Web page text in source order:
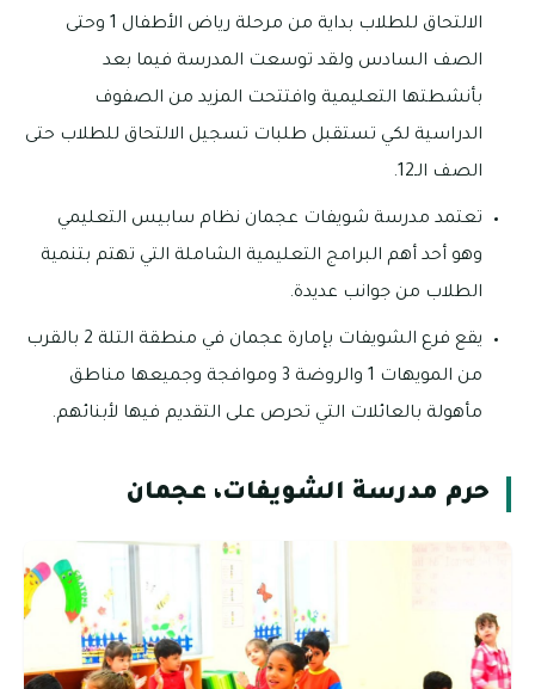
الالتحاق للطلاب بداية من مرحلة رياض الأطفال 1 وحتى
الصف السادس ولقد توسعت المدرسة فيما بعد
بأنشطتها التعليمية وافتتحت المزيد من الصفوف
الدراسية لكي تستقبل طلبات تسجيل الالتحاق للطلاب حتى
الصف الـ12.
تعتمد مدرسة شويفات عجمان نظام سابيس التعليمي
وهو أحد أهم البرامج التعليمية الشاملة التي تهتم بتنمية
الطلاب من جوانب عديدة.
يقع فرع الشويفات بإمارة عجمان في منطقة التلة 2 بالقرب
من المويهات 1 والروضة 3 وموافجة وجميعها مناطق
مأهولة بالعائلات التي تحرص على التقديم فيها لأبنائهم.
حرم مدرسة الشويفات، عجمان